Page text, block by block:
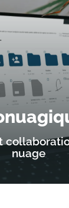
nuage